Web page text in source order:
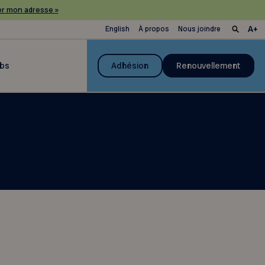
mon adresse »
English À propos Nous joindre
Adhésion Renouvellement